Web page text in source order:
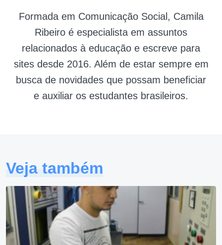
Formada em Comunicação Social, Camila
Ribeiro é especialista em assuntos
relacionados à educação e escreve para
sites desde 2016. Além de estar sempre em
busca de novidades que possam beneficiar
e auxiliar os estudantes brasileiros.
Veja também